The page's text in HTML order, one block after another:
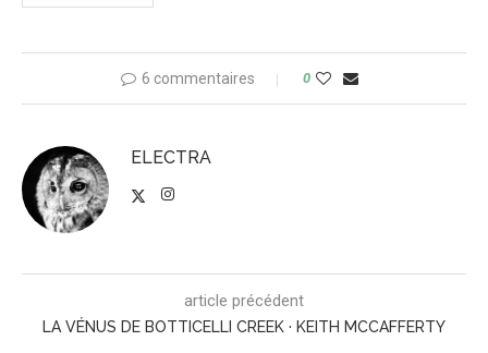
6 commentaires 0
ELECTRA
article précédent
LA VÉNUS DE BOTTICELLI CREEK · KEITH MCCAFFERTY